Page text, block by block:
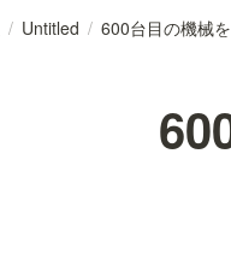
/ Untitled /